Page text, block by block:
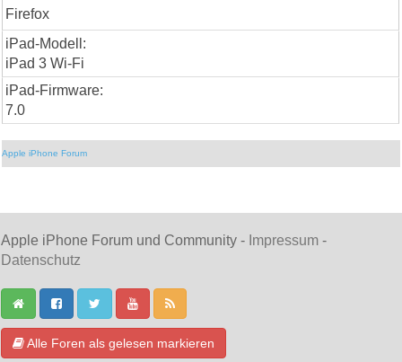
Firefox
iPad-Modell:
iPad 3 Wi-Fi
iPad-Firmware:
7.0
Apple iPhone Forum
Apple iPhone Forum und Community - Impressum -
Datenschutz
Alle Foren als gelesen markieren